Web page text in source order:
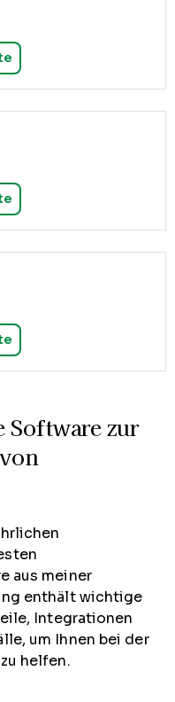
Software zur
aus meiner
enthält wichtige
Integrationen
um Ihnen bei der
helfen.